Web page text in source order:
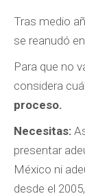
Tras medio
se reanudó
Para que no
considera
proceso.
Necesitas:
presentar
México ni
desde el